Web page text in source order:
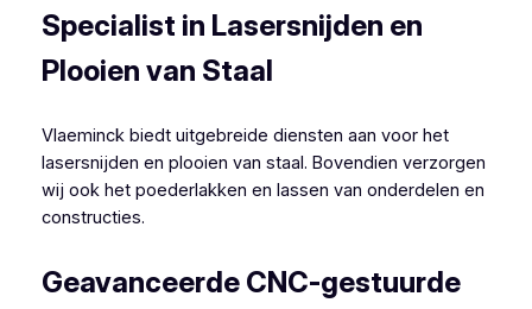
Specialist in Lasersnijden en
Plooien van Staal
Vlaeminck biedt uitgebreide diensten aan voor het
lasersnijden en plooien van staal. Bovendien verzorgen
wij ook het poederlakken en lassen van onderdelen en
constructies.
Geavanceerde CNC-gestuurde